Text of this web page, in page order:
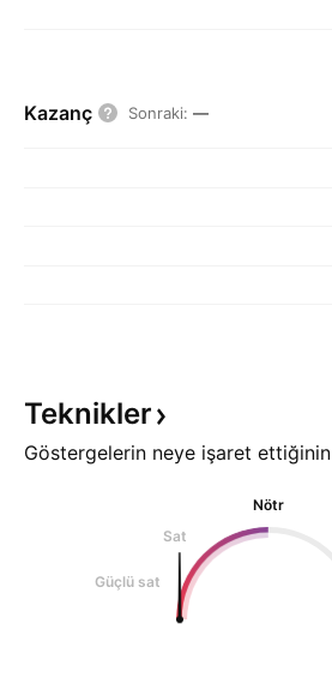
Kazanç Sonraki: —
Teknikler
Göstergelerin neye işaret ettiğinin
Nötr
Sat
Güçlü sat